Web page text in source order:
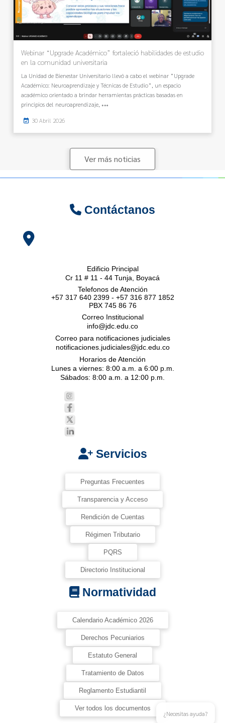
Webinar “Upgrade Académico” fortaleció habilidades de estudio
en la comunidad universitaria
La Unidad de Bienestar Universitario llevó a cabo el webinar “Upgrade
Académico: Neuroaprendizaje y Técnicas de Estudio”, un espacio
académico orientado a brindar herramientas prácticas basadas en
principios del neuroaprendizaje,
30 Abril 2026
Ver más noticias
Contáctanos
Edificio Principal
Cr 11 # 11 - 44 Tunja, Boyacá
Telefonos de Atención
+57 317 640 2399 - +57 316 877 1852
PBX 745 86 76
Correo Institucional
info@jdc.edu.co
Correo para notificaciones judiciales
notificaciones.judiciales@jdc.edu.co
Horarios de Atención
Lunes a viernes: 8:00 a.m. a 6:00 p.m.
Sábados: 8:00 a.m. a 12:00 p.m.
Servicios
Preguntas Frecuentes
Transparencia y Acceso
Rendición de Cuentas
Régimen Tributario
PQRS
Directorio Institucional
Normatividad
Calendario Académico 2026
Derechos Pecuniarios
Estatuto General
Tratamiento de Datos
Reglamento Estudiantil
Ver todos los documentos
¿Necesitas ayuda?